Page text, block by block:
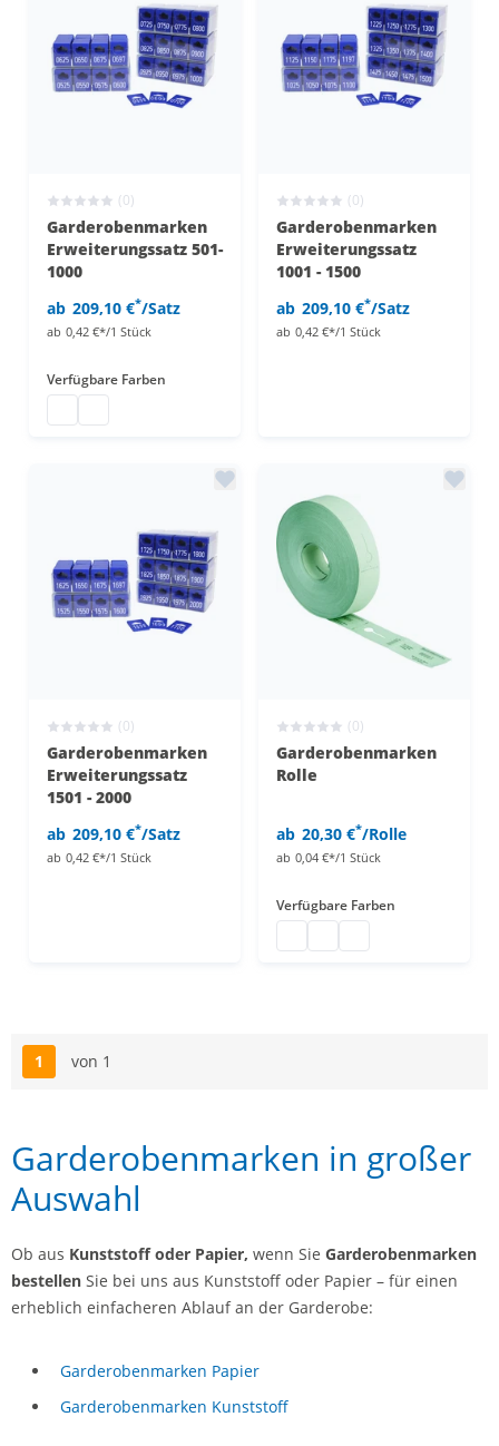
(0)
Garderobenmarken
Erweiterungssatz 501-
1000
ab 209,10 €*/Satz
ab 0,42 €*/1 Stück
Verfügbare Farben
(0)
Garderobenmarken
Erweiterungssatz
1001 - 1500
ab 209,10 €*/Satz
ab 0,42 €*/1 Stück
(0)
Garderobenmarken
Erweiterungssatz
1501 - 2000
ab 209,10 €*/Satz
ab 0,42 €*/1 Stück
(0)
Garderobenmarken
Rolle
ab 20,30 €*/Rolle
ab 0,04 €*/1 Stück
Verfügbare Farben
Seite
1 von 1
Garderobenmarken in großer
Auswahl
Ob aus Kunststoff oder Papier, wenn Sie Garderobenmarken
bestellen Sie bei uns aus Kunststoff oder Papier – für einen
erheblich einfacheren Ablauf an der Garderobe:
Garderobenmarken Papier
Garderobenmarken Kunststoff